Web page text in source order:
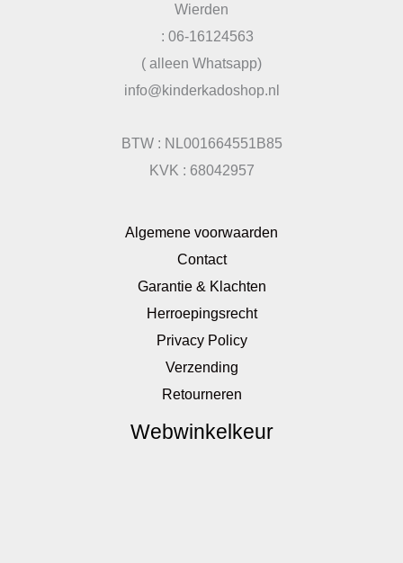
Wierden
: 06-16124563
( alleen Whatsapp)
info@kinderkadoshop.nl
BTW : NL001664551B85
KVK : 68042957
Algemene voorwaarden
Contact
Garantie & Klachten
Herroepingsrecht
Privacy Policy
Verzending
Retourneren
Webwinkelkeur